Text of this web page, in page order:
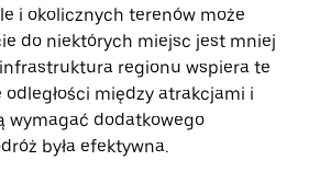
i okolicznych terenów może
do niektórych miejsc jest mniej
regionu wspiera te
odległości między atrakcjami i
wymagać dodatkowego
była efektywna.